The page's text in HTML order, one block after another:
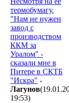
термобумагу.
"Нам не нужен
завод с
производством
ККМ за
Уралом" -
сказали мне в
Питере в СКТБ
"Искра" -
Лагунов
19:53)